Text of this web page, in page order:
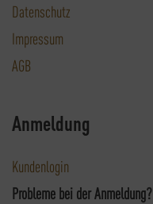
Datenschutz
Impressum
AGB
Anmeldung
Kundenlogin
Probleme bei der Anmeldung?